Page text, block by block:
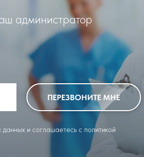
администратор
ПЕРЕЗВОНИТЕ МНЕ
и соглашаетесь c политикой